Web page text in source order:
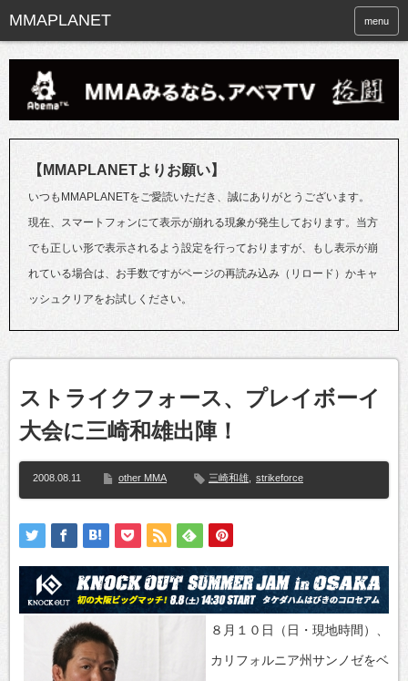
menu
【MMAPLANETよりお願い】
いつもMMAPLANETをご愛読いただき、誠にありがとうございます。
現在、スマートフォンにて表示が崩れる現象が発生しております。当方
でも正しい形で表示されるよう設定を行っておりますが、もし表示が崩
れている場合は、お手数ですがページの再読み込み（リロード）かキャ
ッシュクリアをお試しください。
ストライクフォース、プレイボーイ
大会に三崎和雄出陣！
2008.08.11 other MMA 三崎和雄 strikeforce
８月１０日（日・現地時間）、
カリフォルニア州サンノゼをベ